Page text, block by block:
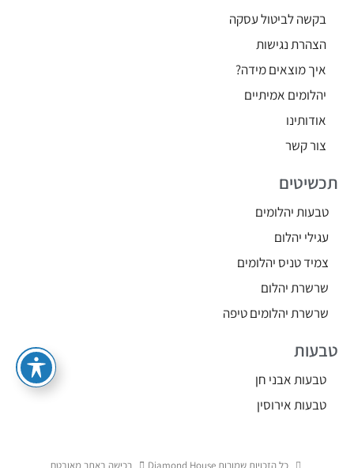
בקשה לביטול עסקה
הצהרת נגישות
איך מוצאים מידה?
יהלומים אמיתיים
אודותינו
צור קשר
תכשיטים
טבעות יהלומים
עגילי יהלום
צמיד טניס יהלומים
שרשרת יהלום
שרשרת יהלומים טיפה
טבעות
טבעות אבני חן
טבעות אירוסין